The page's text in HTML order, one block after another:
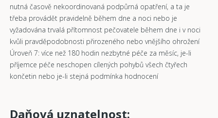
nutná časově nekoordinovaná podpůrná opatření, a ta je
třeba provádět pravidelně během dne a noci nebo je
vyžadována trvalá přítomnost pečovatele během dne i v noci
kvůli pravděpodobnosti přirozeného nebo vnějšího ohrožení
Úroveň 7: více než 180 hodin nezbytné péče za měsíc, je-li
příjemce péče neschopen cílených pohybů všech čtyřech
končetin nebo je-li stejná podmínka hodnocení
Daňová uznatelnost: